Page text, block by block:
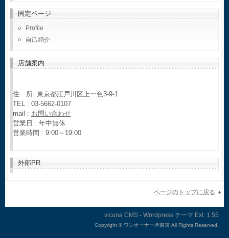
固定ページ
Profile
自己紹介
店舗案内
住 所: 東京都江戸川区上一色3-9-1
TEL : 03-5662-0107
mail : お問い合わせ
営業日 : 年中無休
営業時間 : 9:00～19:00
外部PR
ページのトップに戻る
vicuna CMS - Wordpress テーマ Ext.
Copyright © ワンオーナー@東京 All Rights Reserved.